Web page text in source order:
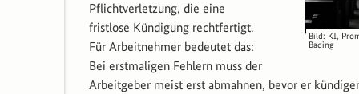
Bild: KI,
Bading
Pflichtverletzung, die eine
fristlose Kündigung rechtfertigt.
Für Arbeitnehmer bedeutet das:
Bei erstmaligen Fehlern muss der
Arbeitgeber meist erst abmahnen, bevor er